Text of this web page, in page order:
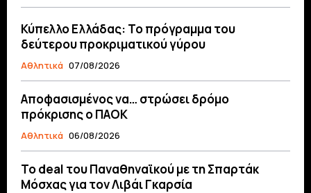
Κύπελλο Ελλάδας: Το πρόγραμμα του
δεύτερου προκριματικού γύρου
Αθλητικά 07/08/2026
Αποφασισμένος να… στρώσει δρόμο
πρόκρισης ο ΠΑΟΚ
Αθλητικά 06/08/2026
Το deal του Παναθηναϊκού με τη Σπαρτάκ
Μόσχας για τον Λιβάι Γκαρσία